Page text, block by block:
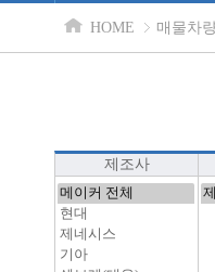
HOME 매물차
제조사